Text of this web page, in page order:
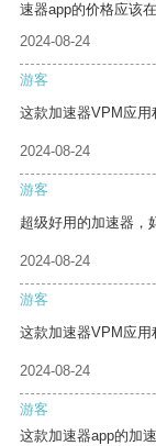
速器app的价格应该
2024-08-24
游客
这款加速器VPM应用
2024-08-24
游客
超级好用的加速器，
2024-08-24
游客
这款加速器VPM应用
2024-08-24
游客
这款加速器app的加